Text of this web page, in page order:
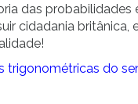
das
cidadania britânica,
trigonométricas do